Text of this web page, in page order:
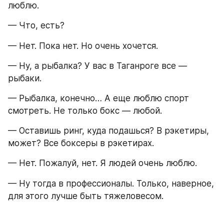
люблю.
— Что, есть?
— Нет. Пока нет. Но очень хочется.
— Ну, а рыбалка? У вас в Таганроге все —
рыбаки.
— Рыбалка, конечно… А еще люблю спорт
смотреть. Не только бокс — любой.
— Оставишь ринг, куда подашься? В рэкетиры,
может? Все боксеры в рэкетирах.
— Нет. Пожалуй, нет. Я людей очень люблю.
— Ну тогда в профессионалы. Только, наверное,
для этого лучше быть тяжеловесом.